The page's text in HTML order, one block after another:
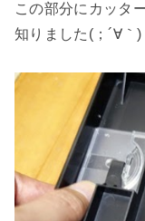
この部分にカッタ
知りました(；´∀｀)